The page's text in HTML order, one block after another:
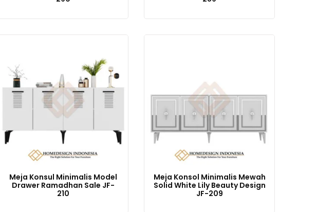
Meja Konsul Minimalis Model
Drawer Ramadhan Sale JF-
210
Meja Konsol Minimalis Mewah
Solid White Lily Beauty Design
JF-209